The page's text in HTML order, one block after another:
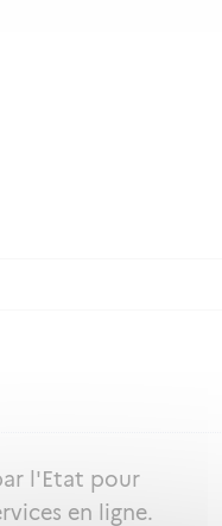
l'Etat pour
en ligne.